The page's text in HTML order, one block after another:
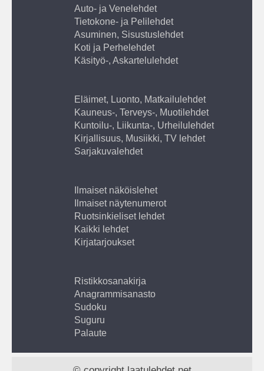
Auto- ja Venelehdet
Tietokone- ja Pelilehdet
Asuminen, Sisustuslehdet
Koti ja Perhelehdet
Käsityö-, Askartelulehdet
Eläimet, Luonto, Matkailulehdet
Kauneus-, Terveys-, Muotilehdet
Kuntoilu-, Liikunta-, Urheilulehdet
Kirjallisuus, Musiikki, TV lehdet
Sarjakuvalehdet
Ilmaiset näköislehet
Ilmaiset näytenumerot
Ruotsinkieliset lehdet
Kaikki lehdet
Kirjatarjoukset
Ristikkosanakirja
Anagrammisanasto
Sudoku
Suguru
Palaute